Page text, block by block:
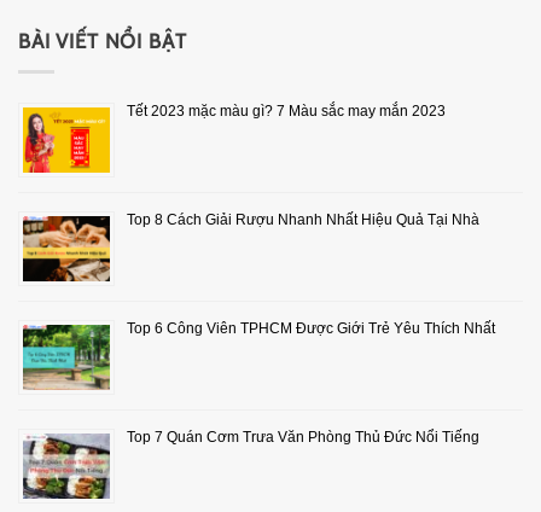
BÀI VIẾT NỔI BẬT
Tết 2023 mặc màu gì? 7 Màu sắc may mắn 2023
Top 8 Cách Giải Rượu Nhanh Nhất Hiệu Quả Tại Nhà
Top 6 Công Viên TPHCM Được Giới Trẻ Yêu Thích Nhất
Top 7 Quán Cơm Trưa Văn Phòng Thủ Đức Nổi Tiếng